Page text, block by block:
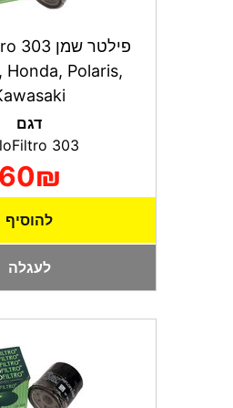
Honda, Polaris,
דגם
60₪
להוסיף
לעגלה